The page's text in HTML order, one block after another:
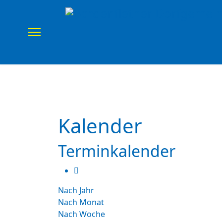
Kalender
Terminkalender
Nach Jahr
Nach Monat
Nach Woche